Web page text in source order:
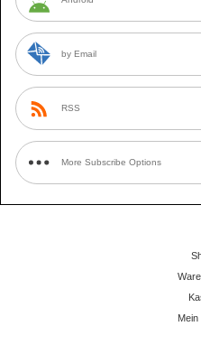
by Email
RSS
More Subscribe Options
Mein